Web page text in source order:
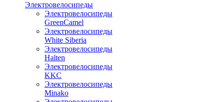
Электровелосипеды
Электровелосипеды
GreenCamel
Электровелосипеды
White Siberia
Электровелосипеды
Halten
Электровелосипеды
KKC
Электровелосипеды
Minako